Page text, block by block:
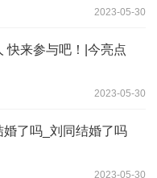
2023-05-30
快来参与吧！|今亮点
2023-05-30
了吗_刘同结婚了吗
2023-05-30